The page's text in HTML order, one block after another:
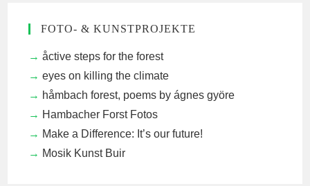
FOTO- & KUNSTPROJEKTE
åctive steps for the forest
eyes on killing the climate
håmbach forest, poems by ágnes györe
Hambacher Forst Fotos
Make a Difference: It’s our future!
Mosik Kunst Buir